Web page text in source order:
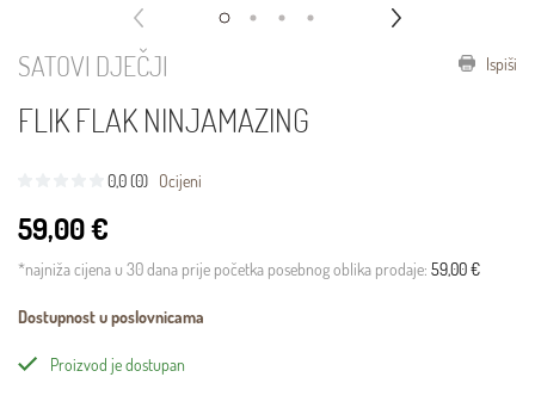
Ispiši
SATOVI DJEČJI
FLIK FLAK NINJAMAZING
0,0 (0) Ocijeni
59,00 €
*najniža cijena u 30 dana prije početka posebnog oblika prodaje: 59,00 €
Dostupnost u poslovnicama
Proizvod je dostupan